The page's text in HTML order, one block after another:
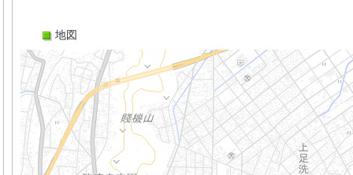
地図